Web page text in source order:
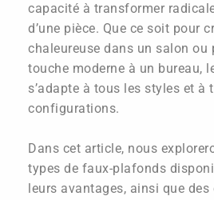
capacité à transformer
d’une pièce. Que ce soit pour
chaleureuse dans un salon ou
touche moderne à un bureau,
s’adapte à tous les styles et à
configurations.
Dans cet article, nous
types de faux-plafonds
leurs avantages, ainsi que